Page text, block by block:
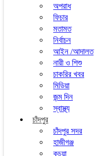
অপরাধ
ফিচার
মতামত
নির্বাচন
আইন /আদালত
নারী ও শিশু
চাকরির খবর
মিডিয়া
জন্ম দিন
স্বাস্থ্য
চাঁদপুর
চাঁদপুর সদর
হাজীগঞ্জ
কচুয়া